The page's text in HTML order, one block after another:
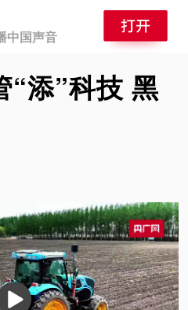
中国声音
“添”科技 黑
播
放